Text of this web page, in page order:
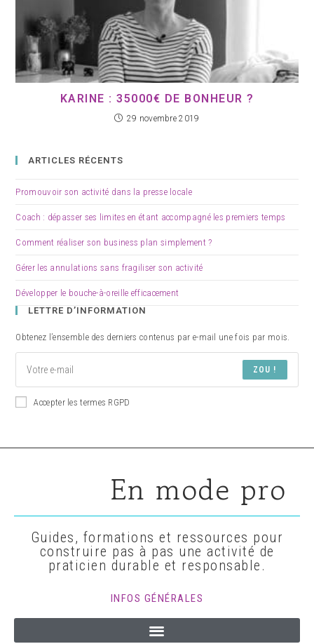
KARINE : 35000€ DE BONHEUR ?
29 novembre 2019
ARTICLES RÉCENTS
Promouvoir son activité dans la presse locale
Coach : dépasser ses limites en étant accompagné les premiers temps
Comment réaliser son business plan simplement ?
Gérer les annulations sans fragiliser son activité
Développer le bouche-à-oreille efficacement
LETTRE D’INFORMATION
Obtenez l’ensemble des derniers contenus par e-mail une fois par mois.
ZOU !
Accepter les termes RGPD
En mode pro
Guides, formations et ressources pour
construire pas à pas une activité de
praticien durable et responsable.
INFOS GÉNÉRALES